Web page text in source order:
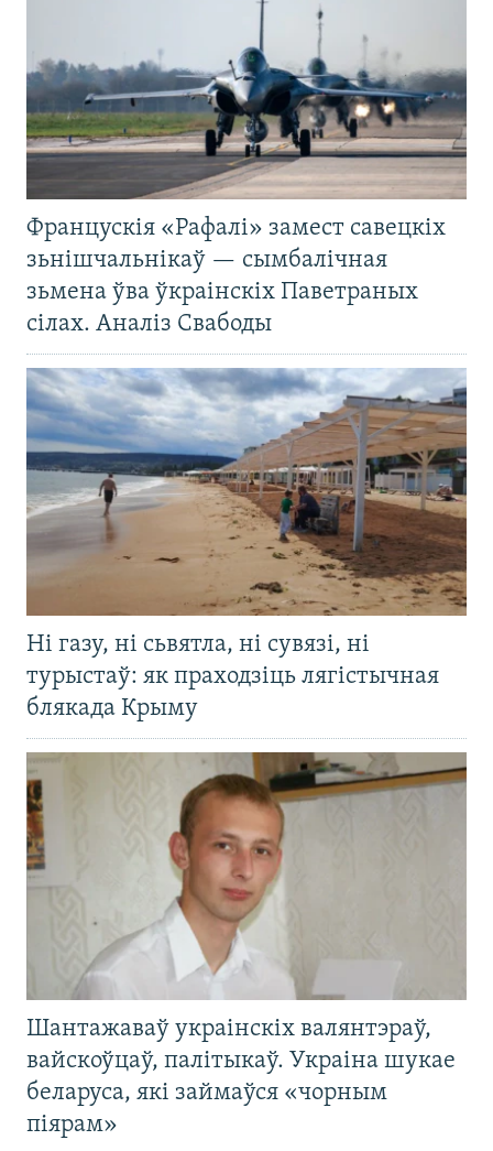
Францускія «Рафалі» замест савецкіх
зьнішчальнікаў — сымбалічная
зьмена ўва ўкраінскіх Паветраных
сілах. Аналіз Свабоды
Ні газу, ні сьвятла, ні сувязі, ні
турыстаў: як праходзіць лягістычная
блякада Крыму
Шантажаваў украінскіх валянтэраў,
вайскоўцаў, палітыкаў. Украіна шукае
беларуса, які займаўся «чорным
піярам»